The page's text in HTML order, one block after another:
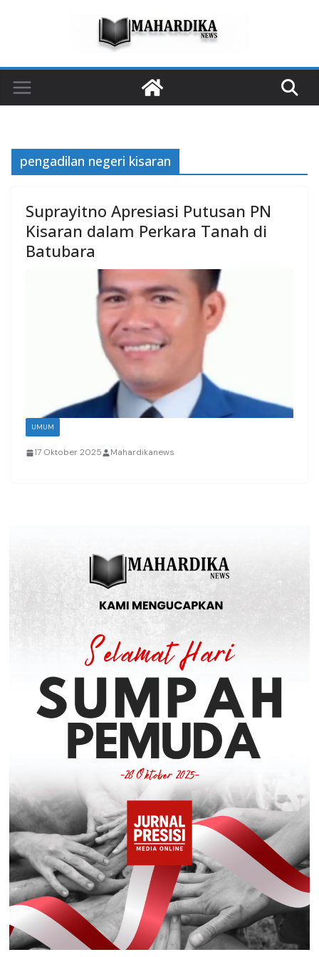
pengadilan negeri kisaran
Suprayitno Apresiasi Putusan PN
Kisaran dalam Perkara Tanah di
Batubara
UMUM
17 Oktober 2025 Mahardikanews